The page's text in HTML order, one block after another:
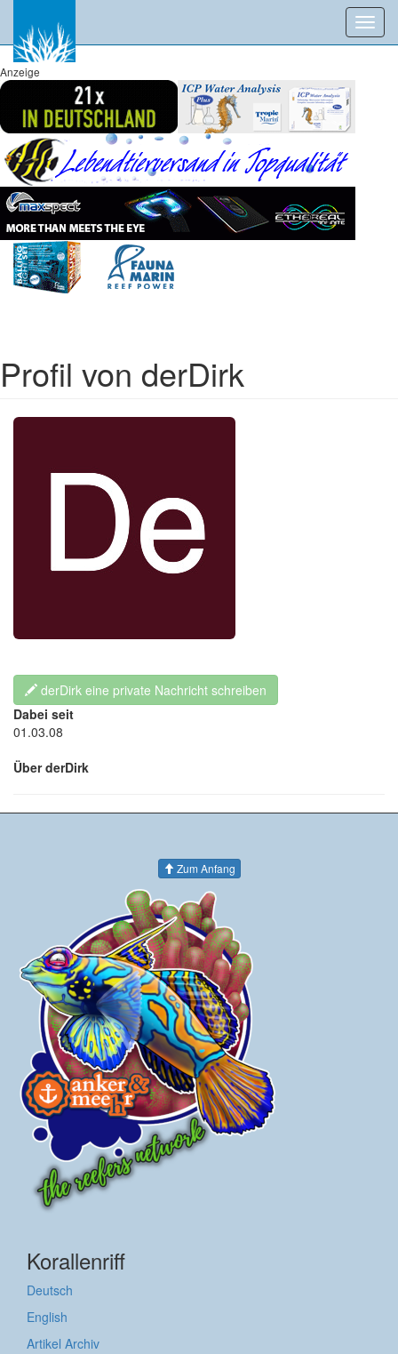
Anzeige
Profil von derDirk
derDirk eine private Nachricht schreiben
Dabei seit
01.03.08
Über derDirk
Zum Anfang
Korallenriff
Deutsch
English
Artikel Archiv